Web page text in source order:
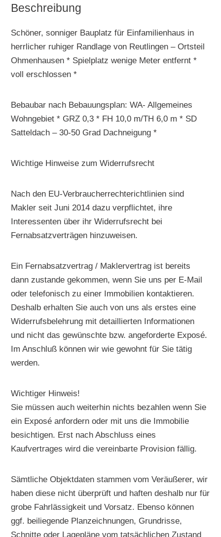
Beschreibung
Schöner, sonniger Bauplatz für Einfamilienhaus in
herrlicher ruhiger Randlage von Reutlingen – Ortsteil
Ohmenhausen * Spielplatz wenige Meter entfernt *
voll erschlossen *
Bebaubar nach Bebauungsplan: WA- Allgemeines
Wohngebiet * GRZ 0,3 * FH 10,0 m/TH 6,0 m * SD
Satteldach – 30-50 Grad Dachneigung *
Wichtige Hinweise zum Widerrufsrecht
Nach den EU-Verbraucherrechterichtlinien sind
Makler seit Juni 2014 dazu verpflichtet, ihre
Interessenten über ihr Widerrufsrecht bei
Fernabsatzverträgen hinzuweisen.
Ein Fernabsatzvertrag / Maklervertrag ist bereits
dann zustande gekommen, wenn Sie uns per E-Mail
oder telefonisch zu einer Immobilien kontaktieren.
Deshalb erhalten Sie auch von uns als erstes eine
Widerrufsbelehrung mit detaillierten Informationen
und nicht das gewünschte bzw. angeforderte Exposé.
Im Anschluß können wir wie gewohnt für Sie tätig
werden.
Wichtiger Hinweis!
Sie müssen auch weiterhin nichts bezahlen wenn Sie
ein Exposé anfordern oder mit uns die Immobilie
besichtigen. Erst nach Abschluss eines
Kaufvertrages wird die vereinbarte Provision fällig.
Sämtliche Objektdaten stammen vom Veräußerer, wir
haben diese nicht überprüft und haften deshalb nur für
grobe Fahrlässigkeit und Vorsatz. Ebenso können
ggf. beiliegende Planzeichnungen, Grundrisse,
Schnitte oder Lagepläne vom tatsächlichen Zustand